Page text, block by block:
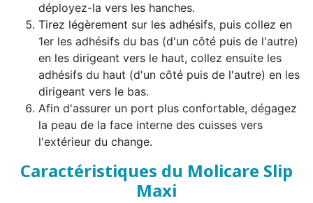
déployez-la vers les hanches.
Tirez légèrement sur les adhésifs, puis collez en
1er les adhésifs du bas (d'un côté puis de l'autre)
en les dirigeant vers le haut, collez ensuite les
adhésifs du haut (d'un côté puis de l'autre) en les
dirigeant vers le bas.
Afin d'assurer un port plus confortable, dégagez
la peau de la face interne des cuisses vers
l'extérieur du change.
Caractéristiques du Molicare Slip
Maxi